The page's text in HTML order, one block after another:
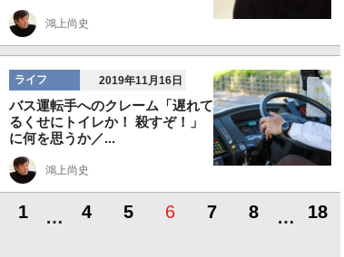
鴻上尚史
ライフ 2019年11月16日
バス運転手へのクレーム「遅れて
るくせにトイレか！ 殺すぞ！」
に何を思うか／...
鴻上尚史
1 … 4 5 6 7 8 … 18